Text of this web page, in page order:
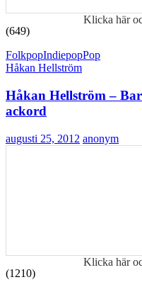
Klicka här
(649)
FolkpopIndiepopPop
Håkan Hellström
Håkan Hellström –
ackord
augusti 25, 2012 anonym
Klicka här
(1210)